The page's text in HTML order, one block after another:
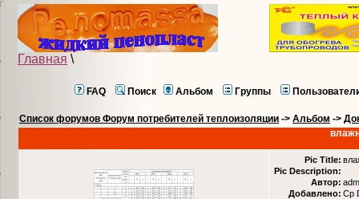
Главная \
FAQ Поиск Альбом Группы
Список форумов Форум потребителей теплоизоляции -> Альбом ->
Pic Title:
Pic Description:
Автор:
Добавлено: Ср